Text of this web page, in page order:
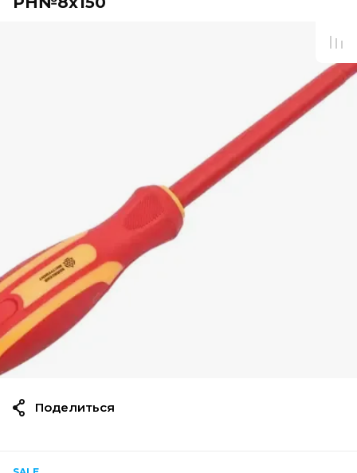
Поделиться